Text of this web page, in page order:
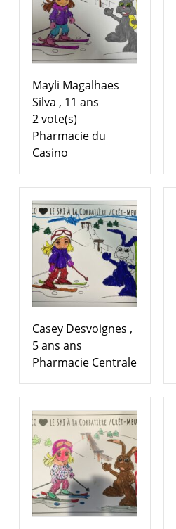
Mayli Magalhaes
Silva , 11 ans
2 vote(s)
Pharmacie du
Casino
Casey Desvoignes ,
5 ans ans
Pharmacie Centrale